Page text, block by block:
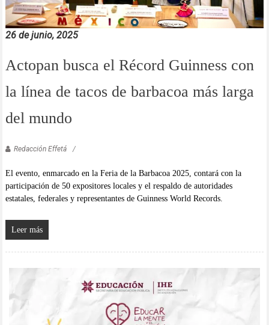
26 de junio, 2025
Actopan busca el Récord Guinness con
la línea de tacos de barbacoa más larga
del mundo
Redacción Effetá
El evento, enmarcado en la Feria de la Barbacoa 2025, contará con la
participación de 50 expositores locales y el respaldo de autoridades
estatales, federales y representantes de Guinness World Records.
Leer más